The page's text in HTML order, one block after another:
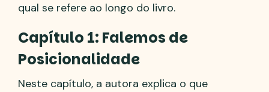
qual se refere ao longo do livro.
Capítulo 1: Falemos de
Posicionalidade
Neste capítulo, a autora explica o que